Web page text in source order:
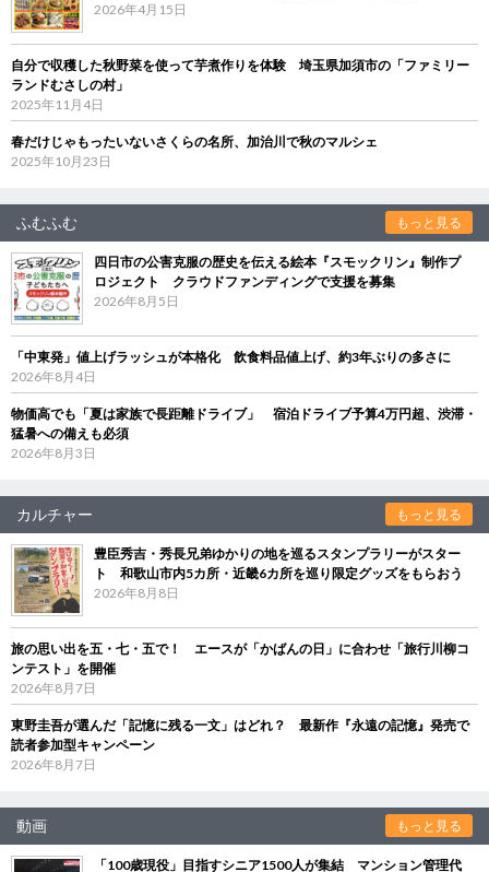
2026年4月15日
自分で収穫した秋野菜を使って芋煮作りを体験 埼玉県加須市の「ファミリー
ランドむさしの村」
2025年11月4日
春だけじゃもったいないさくらの名所、加治川で秋のマルシェ
2025年10月23日
ふむふむ もっと見る
四日市の公害克服の歴史を伝える絵本『スモックリン』制作プ
ロジェクト クラウドファンディングで支援を募集
2026年8月5日
「中東発」値上げラッシュが本格化 飲食料品値上げ、約3年ぶりの多さに
2026年8月4日
物価高でも「夏は家族で長距離ドライブ」 宿泊ドライブ予算4万円超、渋滞・
猛暑への備えも必須
2026年8月3日
カルチャー もっと見る
豊臣秀吉・秀長兄弟ゆかりの地を巡るスタンプラリーがスター
ト 和歌山市内5カ所・近畿6カ所を巡り限定グッズをもらおう
2026年8月8日
旅の思い出を五・七・五で！ エースが「かばんの日」に合わせ「旅行川柳コ
ンテスト」を開催
2026年8月7日
東野圭吾が選んだ「記憶に残る一文」はどれ？ 最新作『永遠の記憶』発売で
読者参加型キャンペーン
2026年8月7日
動画 もっと見る
「100歳現役」目指すシニア1500人が集結 マンション管理代